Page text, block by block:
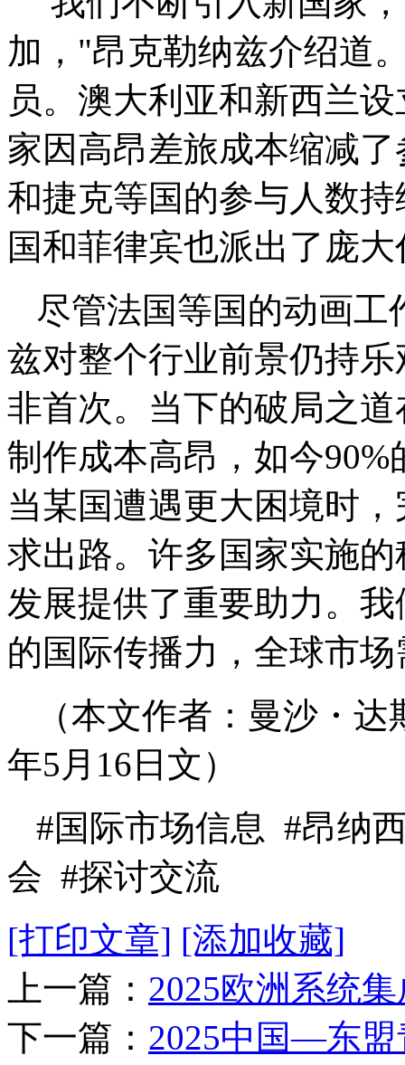
加，"昂克勒纳兹介绍道
员。澳大利亚和新西兰
家因高昂差旅成本缩减
和捷克等国的参与人数
国和菲律宾也派出了庞
尽管法国等国的动画工
兹对整个行业前景仍持
非首次。当下的破局之
制作成本高昂，如今
当某国遭遇更大困境时
求出路。许多国家实施
发展提供了重要助力。
的国际传播力，全球市
（本文作者：曼沙・
年5月16日文）
#国际市场信息 #昂纳
会 #探讨交流
[打印文章] [添加收藏]
上一篇： 2025欧洲系统
下一篇： 2025中国—东盟